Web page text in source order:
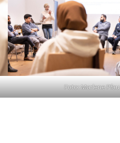
Foto: Marlene Pfau